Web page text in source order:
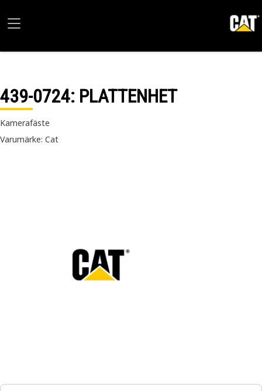
439-0724: PLATTENHET
Kamerafäste
Varumärke: Cat